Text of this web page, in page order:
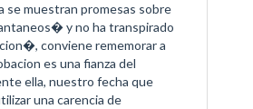
se muestran promesas sobre
y no ha transpirado
conviene rememorar a
es una fianza del
ella, nuestro fecha que
una carencia de